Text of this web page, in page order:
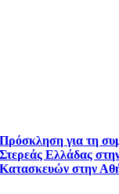
Πρόσκληση για τη
Στερεάς Ελλάδας
Κατασκευών στην